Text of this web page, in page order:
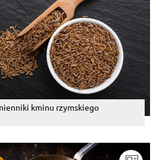
kminu rzymskiego